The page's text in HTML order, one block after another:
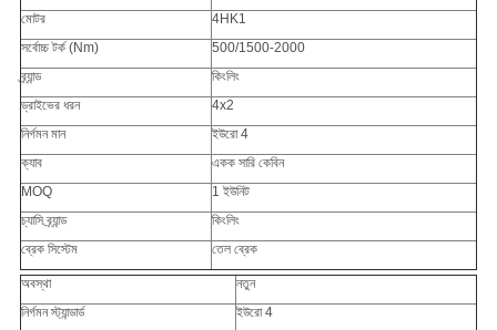
মোটর
4HK1
সর্বোচ্চ টর্ক (Nm)
500/1500-2000
ব্র্যান্ড
কিংলিং
ড্রাইভের ধরন
4x2
নির্গমন মান
ইউরো 4
ক্যাব
একক সারি কেবিন
MOQ
1 ইউনিট
চ্যাসি ব্র্যান্ড
কিংলিং
ব্রেক সিস্টেম
তেল ব্রেক
অবস্থা
নতুন
নির্গমন স্ট্যান্ডার্ড
ইউরো 4